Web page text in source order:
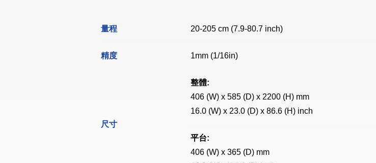
量程 20-205 cm (7.9-80.7 inch)
精度 1mm (1/16in)
尺寸
整體:
406 (W) x 585 (D) x 2200 (H) mm
16.0 (W) x 23.0 (D) x 86.6 (H) inch
平台:
406 (W) x 365 (D) mm